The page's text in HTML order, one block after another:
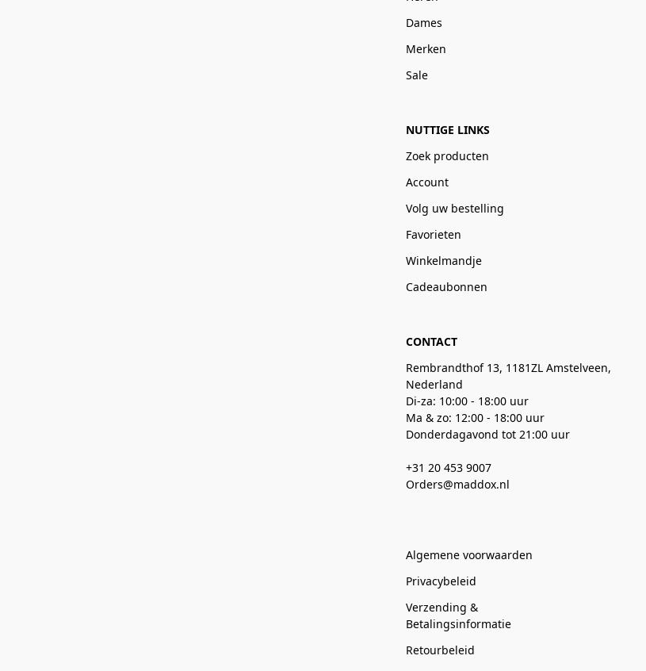
Dames
Merken
Sale
NUTTIGE LINKS
Zoek producten
Account
Volg uw bestelling
Favorieten
Winkelmandje
Cadeaubonnen
CONTACT
Rembrandthof 13, 1181ZL Amstelveen,
Nederland
Di-za: 10:00 - 18:00 uur
Ma & zo: 12:00 - 18:00 uur
Donderdagavond tot 21:00 uur
+31 20 453 9007
Orders@maddox.nl
Algemene voorwaarden
Privacybeleid
Verzending &
Betalingsinformatie
Retourbeleid